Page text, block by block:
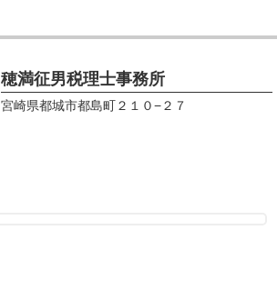
穂満征男税理士事務所
宮崎県都城市都島町２１０−２７